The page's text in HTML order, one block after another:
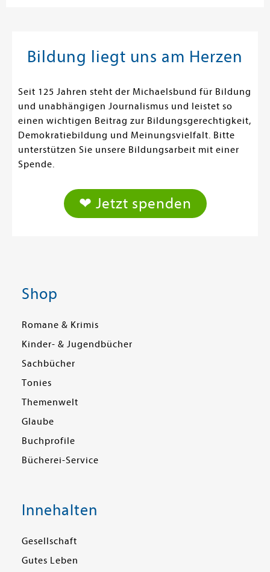
Bildung liegt uns am Herzen
Seit 125 Jahren steht der Michaelsbund für Bildung
und unabhängigen Journalismus und leistet so
einen wichtigen Beitrag zur Bildungsgerechtigkeit,
Demokratiebildung und Meinungsvielfalt. Bitte
unterstützen Sie unsere Bildungsarbeit mit einer
Spende.
❤ Jetzt spenden
Shop
Romane & Krimis
Kinder- & Jugendbücher
Sachbücher
Tonies
Themenwelt
Glaube
Buchprofile
Bücherei-Service
Innehalten
Gesellschaft
Gutes Leben